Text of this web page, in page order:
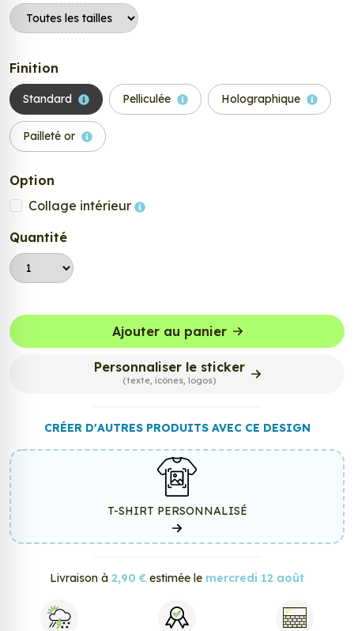
Finition
Standard Pelliculée Holographique
Pailleté or
Option
Collage intérieur
Quantité
Ajouter au panier
Personnaliser le sticker
(texte, icônes, logos)
CRÉER D'AUTRES PRODUITS AVEC CE DESIGN
T-SHIRT PERSONNALISÉ
Livraison à 2,90 € estimée le mercredi 12 août